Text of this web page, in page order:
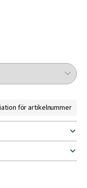
för artikelnummer